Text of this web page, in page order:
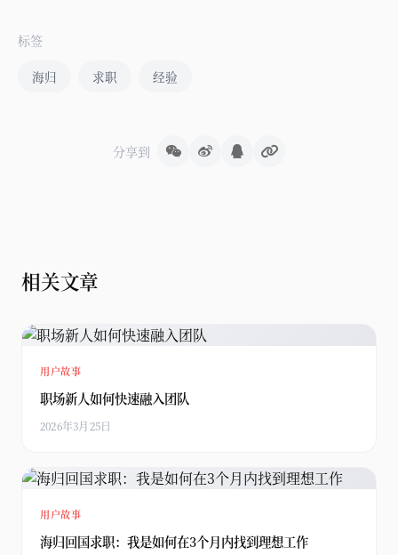
标签
海归 求职 经验
分享到
相关文章
用户故事
职场新人如何快速融入团队
2026年3月25日
用户故事
海归回国求职：我是如何在3个月内找到理想工作